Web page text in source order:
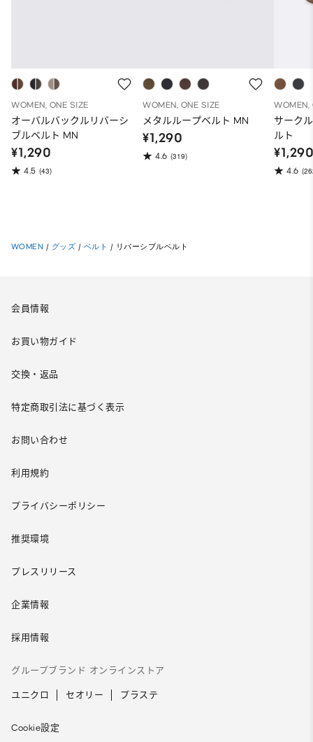
WOMEN, ONE SIZE
オーバルバックルリバーシ
ブルベルト MN
¥1,290
4.5 (43)
WOMEN, ONE SIZE
メタルループベルト MN
¥1,290
4.6 (319)
WOMEN,
サーク
ルト
4.6
WOMEN / グッズ / ベルト / リバーシブルベルト
会員情報
お買い物ガイド
交換・返品
特定商取引法に基づく表示
お問い合わせ
利用規約
プライバシーポリシー
推奨環境
プレスリリース
企業情報
採用情報
グループブランド オンラインストア
ユニクロ セオリー プラステ
Cookie設定